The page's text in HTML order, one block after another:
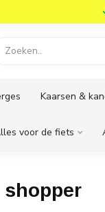
Kaarsen &
voor de fiets
shopper